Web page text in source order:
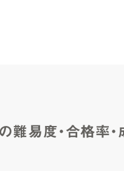
難易度・合格率・